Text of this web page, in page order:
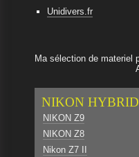
Unidivers.fr
Ma sélection de materiel
NIKON
NIKON Z9
NIKON Z8
Nikon Z7 II